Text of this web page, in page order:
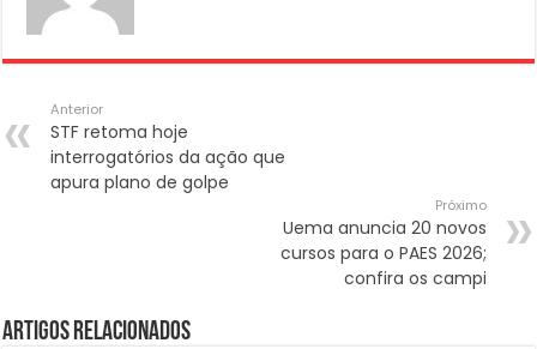
Anterior
STF retoma hoje
interrogatórios da ação que
apura plano de golpe
Próximo
Uema anuncia 20 novos
cursos para o PAES 2026;
confira os campi
Artigos Relacionados